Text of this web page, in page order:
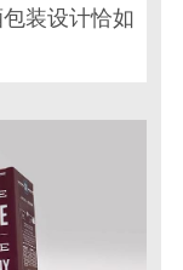
装设计恰如